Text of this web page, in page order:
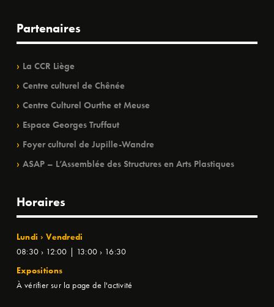
Partenaires
La CCR Liège
Centre culturel de Chênée
Centre Culturel Ourthe et Meuse
Espace Georges Truffaut
Foyer culturel de Jupille-Wandre
ASAP – L’Assemblée des Structures en Arts Plastiques
Horaires
Lundi › Vendredi
08:30 › 12:00 | 13:00 › 16:30
Expositions
À vérifier sur la page de l'activité